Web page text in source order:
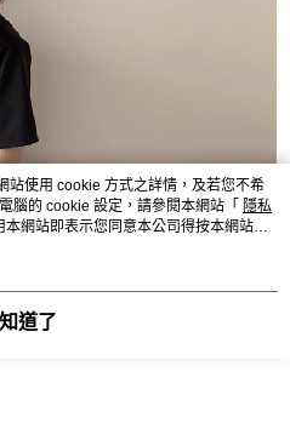
站使用 cookie 方式之詳情，及若您不希
腦的 cookie 設定，請參閱本網站「 隱私
網站即表示您同意本公司得按本網站使
道了